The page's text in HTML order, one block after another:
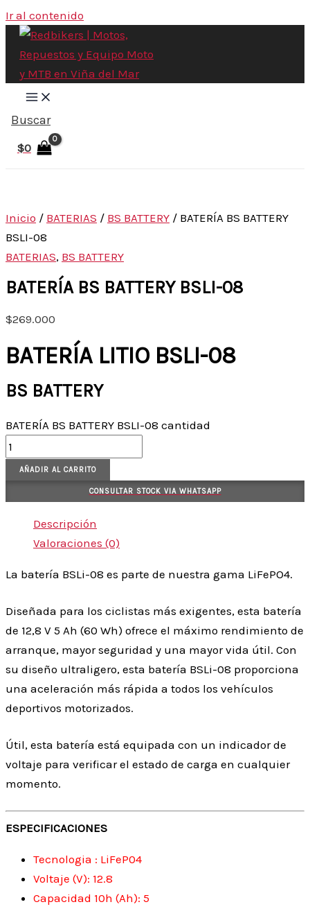
Ir al contenido
Buscar
$0
Inicio / BATERIAS / BS BATTERY / BATERÍA BS BATTERY
BSLI-08
BATERIAS, BS BATTERY
BATERÍA BS BATTERY BSLI-08
$269.000
BATERÍA LITIO BSLI-08
BS BATTERY
BATERÍA BS BATTERY BSLI-08 cantidad
AÑADIR AL CARRITO
CONSULTAR STOCK VIA WHATSAPP
Descripción
Valoraciones (0)
La batería BSLi-08 es parte de nuestra gama LiFePO4.
Diseñada para los ciclistas más exigentes, esta batería
de 12,8 V 5 Ah (60 Wh) ofrece el máximo rendimiento de
arranque, mayor seguridad y una mayor vida útil. Con
su diseño ultraligero, esta batería BSLi-08 proporciona
una aceleración más rápida a todos los vehículos
deportivos motorizados.
Útil, esta batería está equipada con un indicador de
voltaje para verificar el estado de carga en cualquier
momento.
ESPECIFICACIONES
Tecnologia : LiFeP04
Voltaje (V): 12.8
Capacidad 10h (Ah): 5